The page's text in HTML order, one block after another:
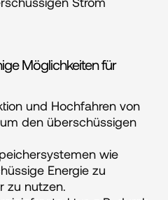
Möglichkeiten für
und Hochfahren von
den überschüssigen
wie
Energie zu
zu nutzen.